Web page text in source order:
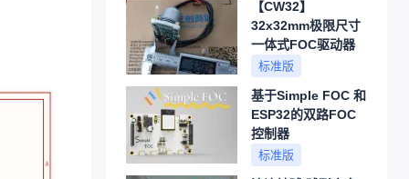
【CW32】
32x32mm极限尺寸
一体式FOC驱动器
标准版
基于Simple FOC 和
ESP32的双路FOC
控制器
标准版